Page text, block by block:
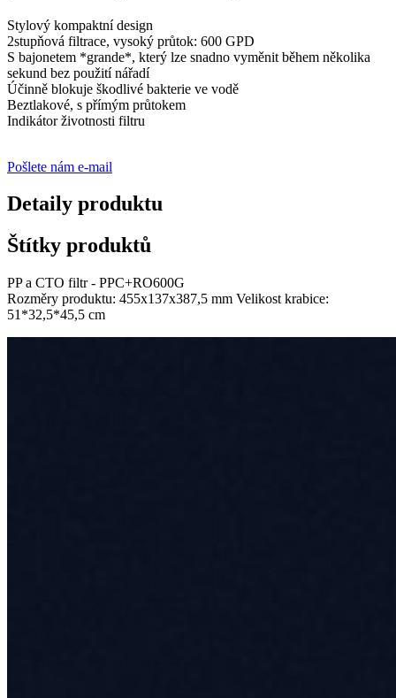
Stylový kompaktní design
2stupňová filtrace, vysoký průtok: 600 GPD
S bajonetem *grande*, který lze snadno vyměnit během několika
sekund bez použití nářadí
Účinně blokuje škodlivé bakterie ve vodě
Beztlakové, s přímým průtokem
Indikátor životnosti filtru
Pošlete nám e-mail
Detaily produktu
Štítky produktů
PP a CTO filtr - PPC+RO600G
Rozměry produktu: 455x137x387,5 mm Velikost krabice:
51*32,5*45,5 cm